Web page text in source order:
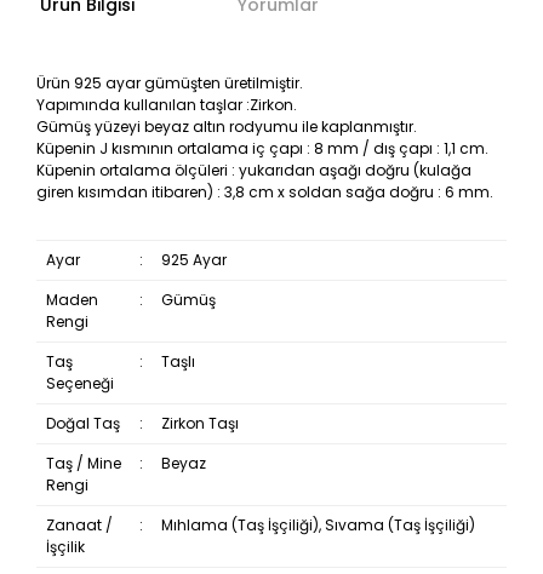
Ürün Bilgisi Yorumlar
Ürün 925 ayar gümüşten üretilmiştir.
Yapımında kullanılan taşlar :Zirkon.
Gümüş yüzeyi beyaz altın rodyumu ile kaplanmıştır.
Küpenin J kısmının ortalama iç çapı : 8 mm / dış çapı : 1,1 cm.
Küpenin ortalama ölçüleri : yukarıdan aşağı doğru (kulağa
giren kısımdan itibaren) : 3,8 cm x soldan sağa doğru : 6 mm.
Ayar :
925 Ayar
Maden
Rengi
: Gümüş
Taş
Seçeneği
: Taşlı
Doğal Taş :
Zirkon Taşı
Taş / Mine
Rengi
: Beyaz
Zanaat /
İşçilik
: Mıhlama (Taş İşçiliği), Sıvama (Taş İşçiliği)